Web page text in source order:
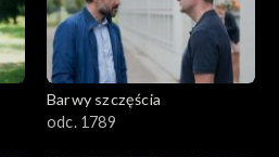
Barwy szczęścia
odc. 1789